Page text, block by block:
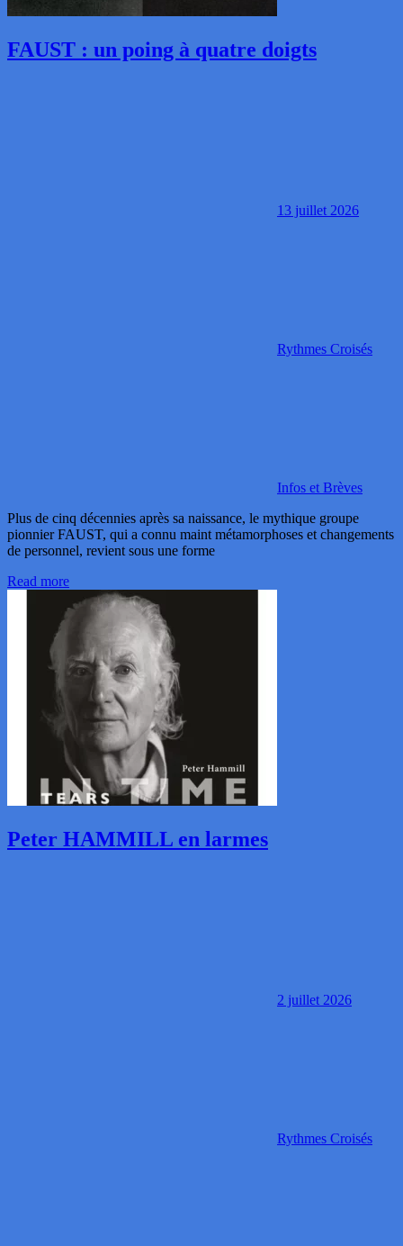
FAUST : un poing à quatre doigts
13 juillet 2026
Rythmes Croisés
Infos et Brèves
Plus de cinq décennies après sa naissance, le mythique groupe
pionnier FAUST, qui a connu maint métamorphoses et changements
de personnel, revient sous une forme
Read more
Peter HAMMILL en larmes
2 juillet 2026
Rythmes Croisés